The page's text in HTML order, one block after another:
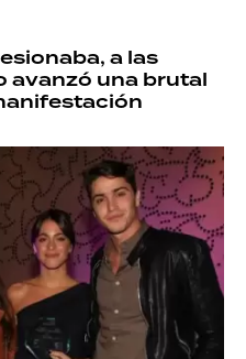
a las
avanzó una brutal